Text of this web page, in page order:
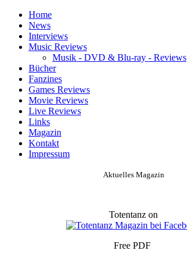
Home
News
Interviews
Music Reviews
Musik - DVD & Blu-ray - Reviews
Bücher
Fanzines
Games Reviews
Movie Reviews
Live Reviews
Links
Magazin
Kontakt
Impressum
Aktuelles Magazin
Totentanz on
Free PDF